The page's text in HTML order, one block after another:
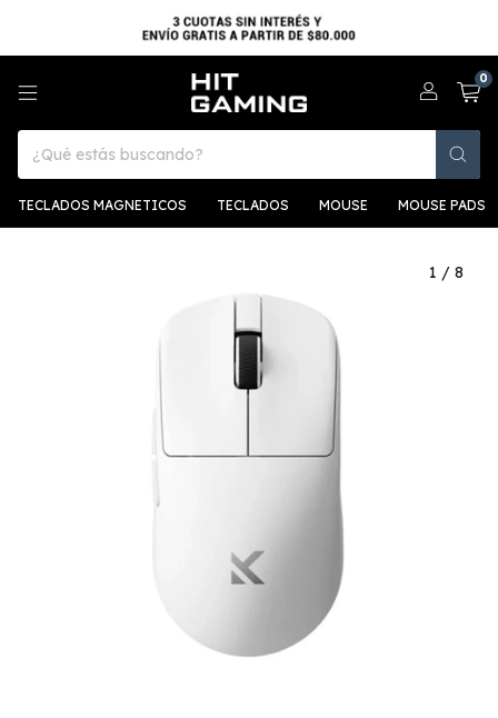
0
TECLADOS MAGNETICOS TECLADOS MOUSE MOUSE PADS
1 / 8